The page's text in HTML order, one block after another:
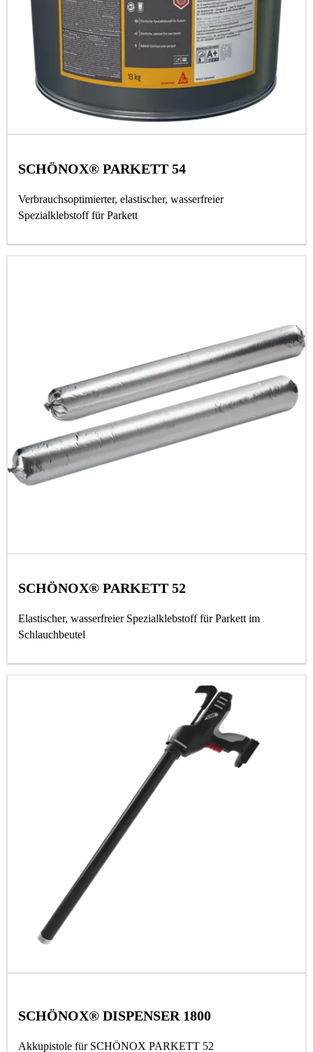
SCHÖNOX® PARKETT 54
Verbrauchsoptimierter, elastischer, wasserfreier
Spezialklebstoff für Parkett
SCHÖNOX® PARKETT 52
Elastischer, wasserfreier Spezialklebstoff für Parkett im
Schlauchbeutel
SCHÖNOX® DISPENSER 1800
Akkupistole für SCHÖNOX PARKETT 52